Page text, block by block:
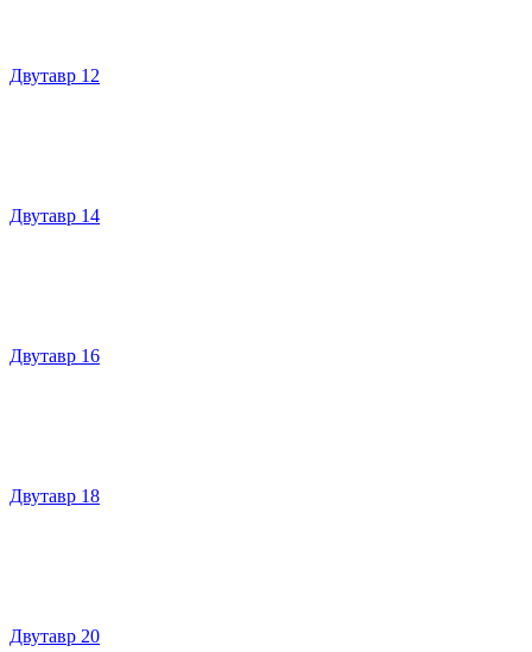
Двутавр 12
Двутавр 14
Двутавр 16
Двутавр 18
Двутавр 20